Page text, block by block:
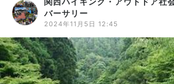
バーサリー
2024年11月5日 12:45